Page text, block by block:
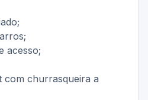
acesso;
com churrasqueira a